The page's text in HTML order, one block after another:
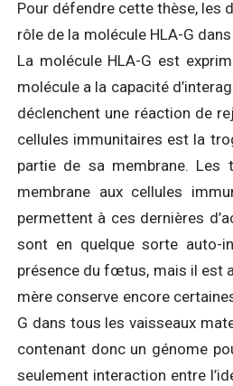
Pour défendre cette thèse, les
rôle de la molécule HLA-G
La molécule HLA-G est
molécule a la capacité
déclenchent une réaction de
cellules immunitaires est la
partie de sa membrane. Les
membrane aux cellules
permettent à ces dernières
sont en quelque sorte auto-
présence du fœtus, mais il est
mère conserve encore
G dans tous les vaisseaux
contenant donc un génome
seulement interaction entre